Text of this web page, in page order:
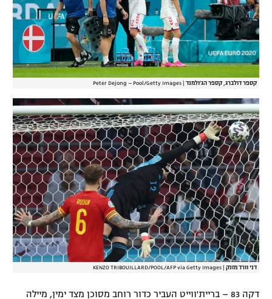
קספר דולברג, קספר הג'ולמנד Peter Dejong – Pool/Getty Images
דני וורד מזנק KENZO TRIBOUILLARD/POOL/AFP via Getty Images
דקה 83 – בריית'ווייט העביר כדור רוחב מסוכן מצד ימין, מיילה